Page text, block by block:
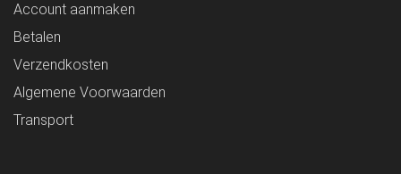
Account aanmaken
Betalen
Verzendkosten
Algemene Voorwaarden
Transport